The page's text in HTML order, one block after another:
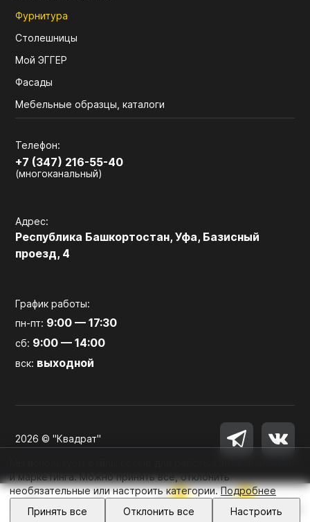
Главная Каталог Избранное
0
Корзина
0
Войти
Фурнитура
Столешницы
Мой ЭГГЕР
Фасады
Мебельные образцы, каталоги
Телефон:
+7 (347) 216-55-40
(многоканальный)
Адрес:
Республика Башкортостан, Уфа, Базисный
проезд, 4
График работы:
пн-пт: 9:00 — 17:30
сб: 9:00 — 14:00
вск: выходной
2026 © "Квадрат"
и маркетинга. Можно принять все, отклонить
необязательные или настроить категории.Подробнее
Принять все
Отклонить все Настроить